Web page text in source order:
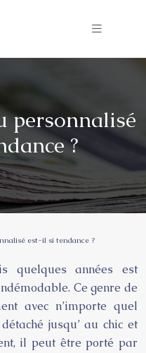
personnalisé
?
est-il si tendance ?
quelques années est
Ce genre de
avec n’importe quel
jusqu’ au chic et
il peut être porté par